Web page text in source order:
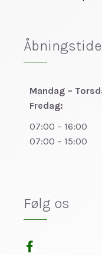
Mandag –
Fredag:
07:00 – 16:00
07:00 – 15:00
Følg os